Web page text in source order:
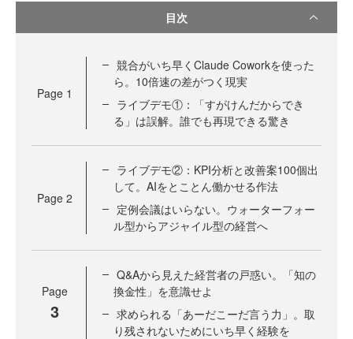
目次
Page 1
競合がいち早くClaude Coworkを使った
ら。10倍速の差がつく現実
ライブデモ①：「すがけんだからでき
る」は誤解。誰でも再現できる驚き
Page 2
ライブデモ②：KPI分析と改善案100個出
して。AIをとことん働かせる作法
定例会議はいらない。ウォーターフォー
ル型からアジャイル型の経営へ
Page
3
Q&Aから見えた経営者の戸惑い。「知の
換金性」を意識せよ
求められる「あーだこーだ言う力」。取
り残されないためにいち早く経験を